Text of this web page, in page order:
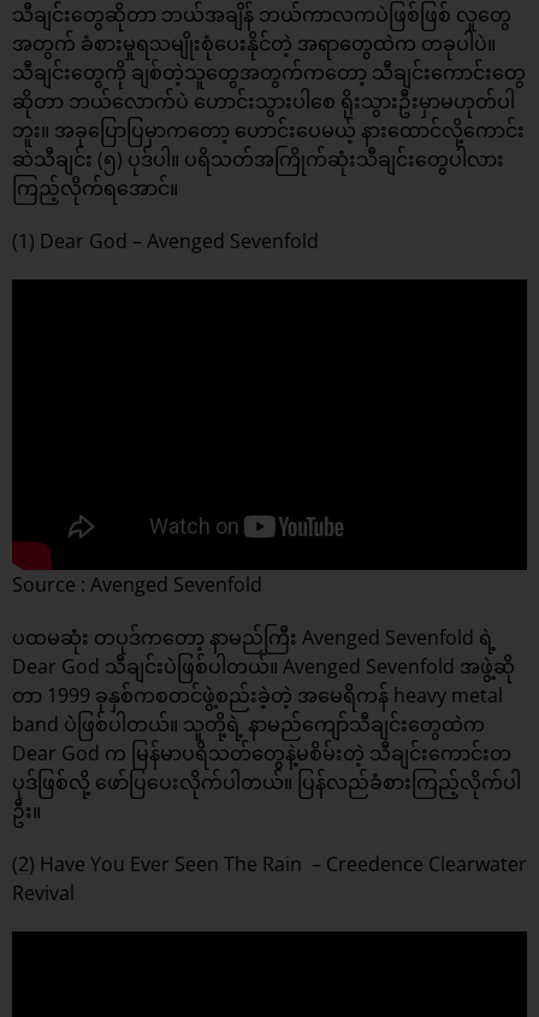
သီချင်းတွေဆိုတာ ဘယ်အချိန် ဘယ်ကာလကပဲဖြစ်ဖြစ် လူတွေ
အတွက် ခံစားမှုရသမျိုးစုံပေးနိုင်တဲ့ အရာတွေထဲက တခုပါပဲ။
သီချင်းတွေကို ချစ်တဲ့သူတွေအတွက်ကတော့ သီချင်းကောင်းတွေ
ဆိုတာ ဘယ်လောက်ပဲ ဟောင်းသွားပါစေ ရိုးသွားဦးမှာမဟုတ်ပါ
ဘူး။ အခုပြောပြမှာကတော့ ဟောင်းပေမယ့် နားထောင်လို့ကောင်း
ဆဲသီချင်း (၅) ပုဒ်ပါ။ ပရိသတ်အကြိုက်ဆုံးသီချင်းတွေပါလား
ကြည့်လိုက်ရအောင်။
(1) Dear God – Avenged Sevenfold
Source : Avenged Sevenfold
ပထမဆုံး တပုဒ်ကတော့ နာမည်ကြီး Avenged Sevenfold ရဲ့
Dear God သီချင်းပဲဖြစ်ပါတယ်။ Avenged Sevenfold အဖွဲ့ဆို
တာ 1999 ခုနှစ်ကစတင်ဖွဲ့စည်းခဲ့တဲ့ အမေရိကန် heavy metal
band ပဲဖြစ်ပါတယ်။ သူတို့ရဲ့ နာမည်ကျော်သီချင်းတွေထဲက
Dear God က မြန်မာပရိသတ်တွေနဲ့မစိမ်းတဲ့ သီချင်းကောင်းတ
ပုဒ်ဖြစ်လို့ ဖော်ပြပေးလိုက်ပါတယ်။ ပြန်လည်ခံစားကြည့်လိုက်ပါ
ဦး။
(2) Have You Ever Seen The Rain – Creedence Clearwater
Revival